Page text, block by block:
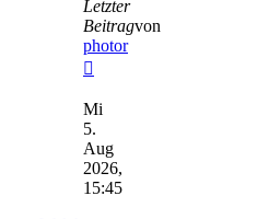
Letzter
Beitragvon
photor
Beitrag
Mi
5.
Aug
2026,
15:45